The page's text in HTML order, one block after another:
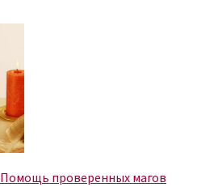
Помощь проверенных магов